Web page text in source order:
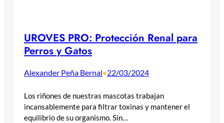
UROVES PRO: Protección Renal para
Perros y Gatos
Alexander Peña Bernal•22/03/2024
Los riñones de nuestras mascotas trabajan
incansablemente para filtrar toxinas y mantener el
equilibrio de su organismo. Sin…